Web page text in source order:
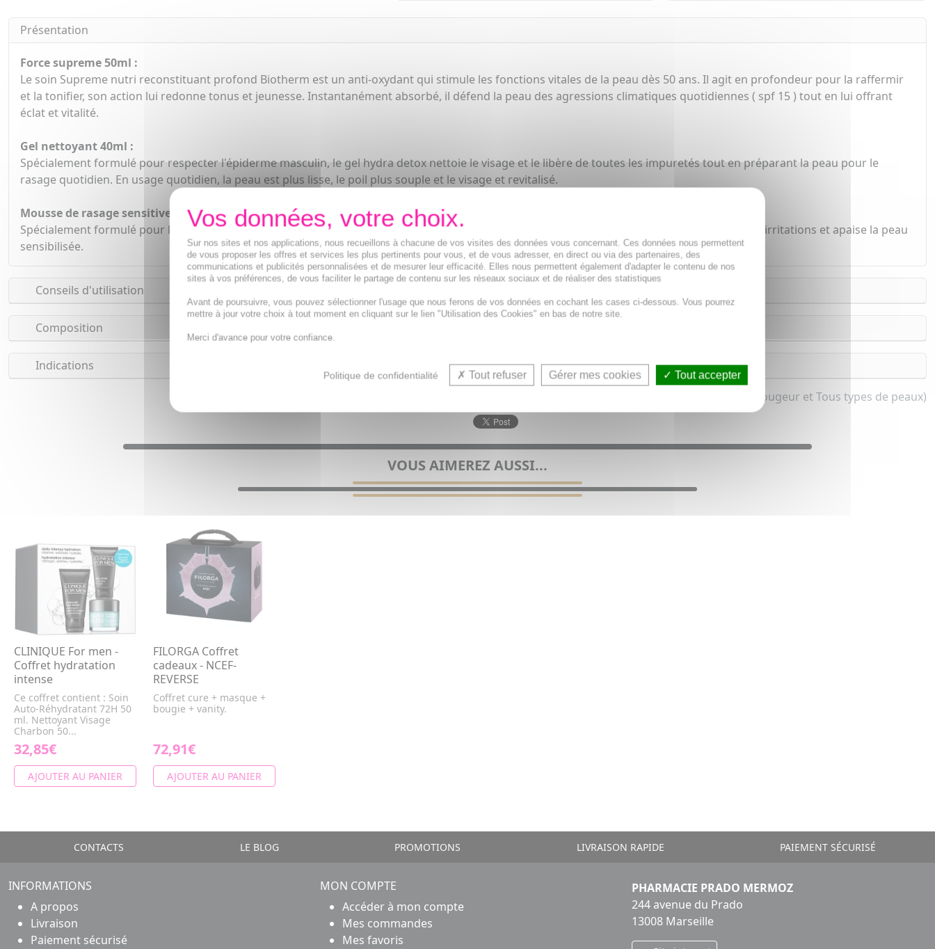
Présentation
Force supreme 50ml :
Le soin Supreme nutri reconstituant profond Biotherm est un anti-oxydant qui stimule les fonctions vitales de la peau dès 50 ans. Il agit en profondeur pour la raffermir
et la tonifier, son action lui redonne tonus et jeunesse. Instantanément absorbé, il défend la peau des agressions climatiques quotidiennes ( spf 15 ) tout en lui offrant
éclat et vitalité.
Gel nettoyant 40ml :
Spécialement formulé pour respecter l'épiderme masculin, le gel hydra detox nettoie le visage et le libère de toutes les impuretés tout en préparant la peau pour le
rasage quotidien. En usage quotidien, la peau est plus lisse, le poil plus souple et le visage et revitalisé.
Mousse de rasage sensitive force 50ml :
Spécialement formulé pour les peaux sensibles, la mousse a raser Sensitive Force de chez Biotherm protège la barrière cutanée, protège des irritations et apaise la peau
sensibilisée.
Conseils d'utilisation
Composition
Indications
Coffret visage, Cadeau pour lui et Coffret homme pour homme (Peau sensible, peau à rougeur et Tous types de peaux)
VOUS AIMEREZ AUSSI...
CLINIQUE For men -
Coffret hydratation
intense
Ce coffret contient : Soin
Auto-Réhydratant 72H 50
ml. Nettoyant Visage
Charbon 50...
32,85€
AJOUTER AU PANIER
FILORGA Coffret
cadeaux - NCEF-
REVERSE
Coffret cure + masque +
bougie + vanity.
72,91€
AJOUTER AU PANIER
CONTACTS LE BLOG PROMOTIONS LIVRAISON RAPIDE PAIEMENT SÉCURISÉ
INFORMATIONS
A propos
Livraison
Paiement sécurisé
MON COMPTE
Accéder à mon compte
Mes commandes
Mes favoris
PHARMACIE PRADO MERMOZ
244 avenue du Prado
13008 Marseille
Sur nos sites et nos applications, nous recueillons à chacune de vos visites des données vous concernant. Ces données nous permettent
de vous proposer les offres et services les plus pertinents pour vous, et de vous adresser, en direct ou via des partenaires, des
communications et publicités personnalisées et de mesurer leur efficacité. Elles nous permettent également d'adapter le contenu de nos
sites à vos préférences, de vous faciliter le partage de contenu sur les réseaux sociaux et de réaliser des statistiques
Avant de poursuivre, vous pouvez sélectionner l'usage que nous ferons de vos données en cochant les cases ci-dessous. Vous pourrez
mettre à jour votre choix à tout moment en cliquant sur le lien "Utilisation des Cookies" en bas de notre site.
Merci d'avance pour votre confiance.
Politique de confidentialité Tout refuser Gérer mes cookies Tout accepter